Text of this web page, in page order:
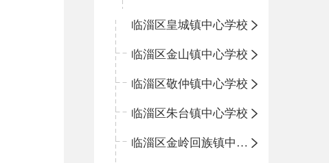
临淄区皇城镇中心学校
临淄区金山镇中心学校
临淄区敬仲镇中心学校
临淄区朱台镇中心学校
临淄区金岭回族镇中心学校